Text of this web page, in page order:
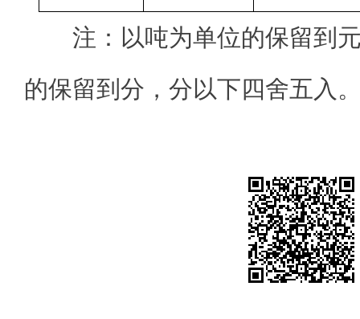
注：以吨为单位的保留到
的保留到分，分以下四舍五入